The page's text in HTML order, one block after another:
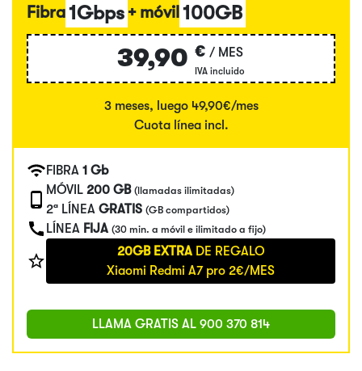
Fibra1Gbps + móvil 100GB
39,90 € / MES
IVA incluido
3 meses, luego 49,90€/mes
Cuota línea incl.
FIBRA 1 Gb
MÓVIL 200 GB (llamadas ilimitadas)
2ª LÍNEA GRATIS (GB compartidos)
LÍNEA FIJA (30 min. a móvil e ilimitado a fijo)
20GB EXTRADE REGALO
Xiaomi Redmi A7 pro 2€/MES
LLAMA GRATIS AL 900 370 814